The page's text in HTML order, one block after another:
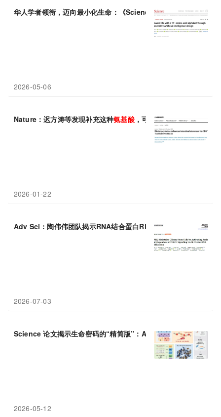
华人学者领衔，迈向最小化生命：《Science》绘制构建“19 氨基酸
2026-05-06
Nature：迟方涛等发现补充这种氨基酸，可促进肠道修复与再生
2026-01-22
Adv Sci：陶伟伟团队揭示RNA结合蛋白RBM12调控 氨基酸代谢
2026-07-03
Science 论文揭示生命密码的“精简版”：AI设计出仅用19种氨基酸
2026-05-12